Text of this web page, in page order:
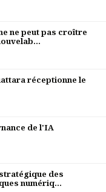
ne peut pas croître
réceptionne le
de l'IA
des
numériq...